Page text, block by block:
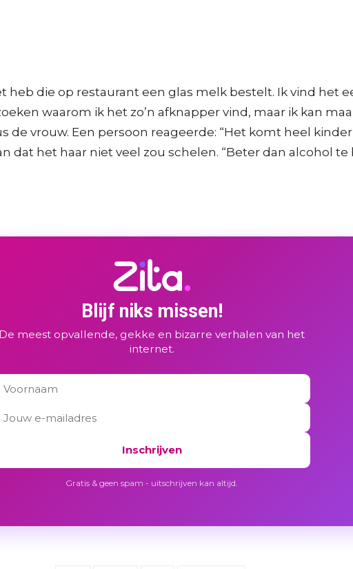
die op restaurant een glas melk bestelt. Ik vind het
waarom ik het zo’n afknapper vind, maar ik kan
de vrouw. Een persoon reageerde: “Het komt heel
dat het haar niet veel zou schelen. “Beter dan alcohol
Blijf niks missen!
De meest opvallende, gekke en bizarre verhalen van het
internet.
Inschrijven
Gratis & geen spam - uitschrijven kan altijd.